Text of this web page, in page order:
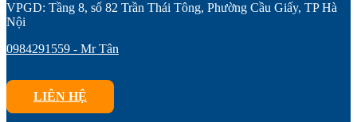
VPGD: Tầng 8, số 82 Trần Thái Tông, Phường Cầu Giấy, TP Hà
Nội
0984291559 - Mr Tân
LIÊN HỆ